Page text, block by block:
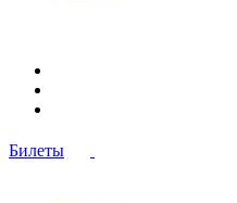
Билеты